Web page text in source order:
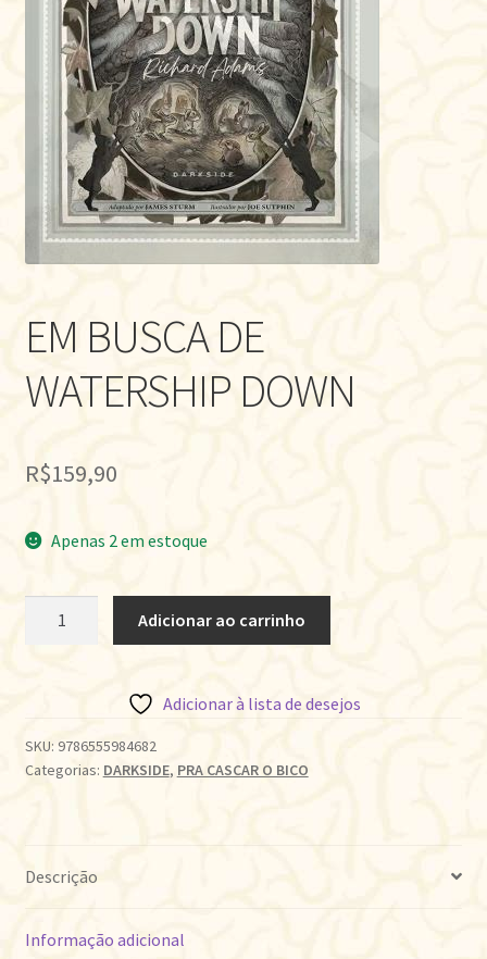
EM BUSCA DE
WATERSHIP DOWN
R$159,90
Apenas 2 em estoque
quantidade
Adicionar ao carrinho
Adicionar à lista de desejos
SKU: 9786555984682
Categorias: DARKSIDE, PRA CASCAR O BICO
Descrição
Informação adicional